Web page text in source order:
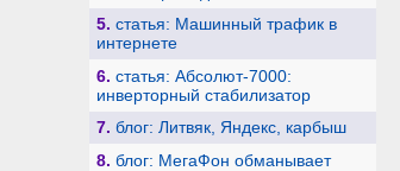
5. статья: Машинный трафик в
интернете
6. статья: Абсолют-7000:
инверторный стабилизатор
7. блог: Литвяк, Яндекс, карбыш
8. блог: МегаФон обманывает